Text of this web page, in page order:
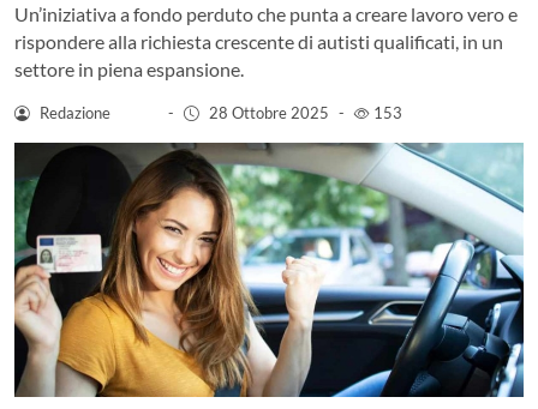
Un’iniziativa a fondo perduto che punta a creare lavoro vero e
rispondere alla richiesta crescente di autisti qualificati, in un
settore in piena espansione.
Redazione - 28 Ottobre 2025 - 153